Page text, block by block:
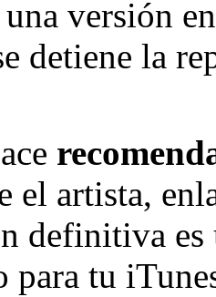
versión
detiene la
el artista,
definitiva es
para tu